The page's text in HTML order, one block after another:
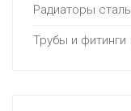
Радиаторы
Трубы и фитинги